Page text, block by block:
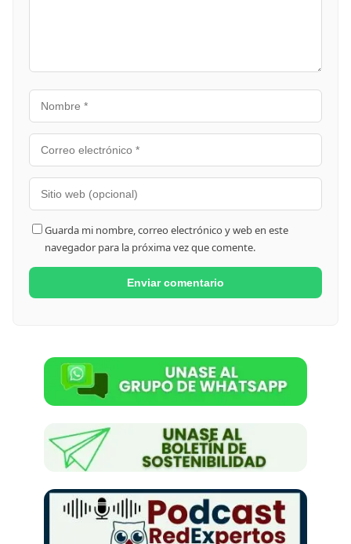
Guarda mi nombre, correo electrónico y web en este
navegador para la próxima vez que comente.